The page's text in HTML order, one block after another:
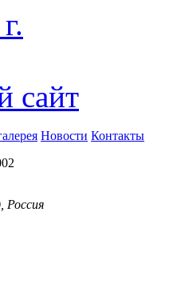
Новости Контакты
Россия